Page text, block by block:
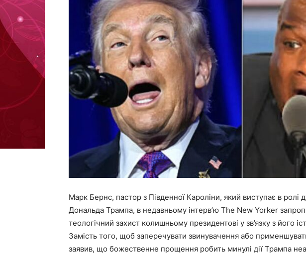
Марк Бернс, пастор з Південної Кароліни, який виступає в ролі
Дональда Трампа, в недавньому інтерв’ю The New Yorker
теологічний захист колишньому президентові у зв’язку з його
Замість того, щоб заперечувати звинувачення або
заявив, що божественне прощення робить минулі дії Трампа